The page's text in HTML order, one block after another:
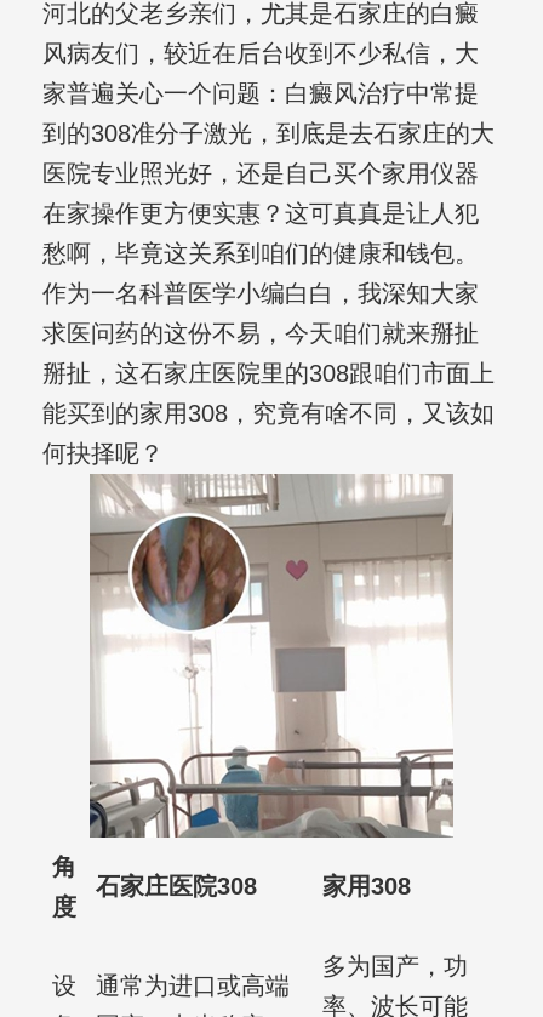
河北的父老乡亲们，尤其是石家庄的白癜
风病友们，较近在后台收到不少私信，大
家普遍关心一个问题：白癜风治疗中常提
到的308准分子激光，到底是去石家庄的大
医院专业照光好，还是自己买个家用仪器
在家操作更方便实惠？这可真真是让人犯
愁啊，毕竟这关系到咱们的健康和钱包。
作为一名科普医学小编白白，我深知大家
求医问药的这份不易，今天咱们就来掰扯
掰扯，这石家庄医院里的308跟咱们市面上
能买到的家用308，究竟有啥不同，又该如
何抉择呢？
角
度
石家庄医院308 家用308
设
通常为进口或高端
多为国产，功
率、波长可能